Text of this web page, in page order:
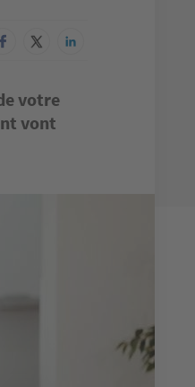
votre
vont